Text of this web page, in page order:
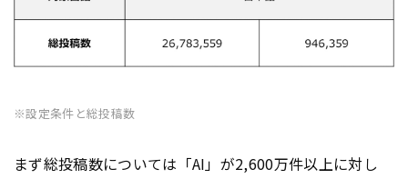
※設定条件と総投稿数
まず総投稿数については「AI」が2,600万件以上に対し